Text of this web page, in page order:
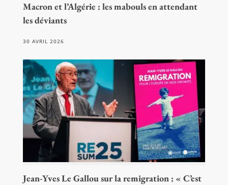
Macron et l’Algérie : les mabouls en attendant
les déviants
30 AVRIL 2026
Jean-Yves Le Gallou sur la remigration : « C’est